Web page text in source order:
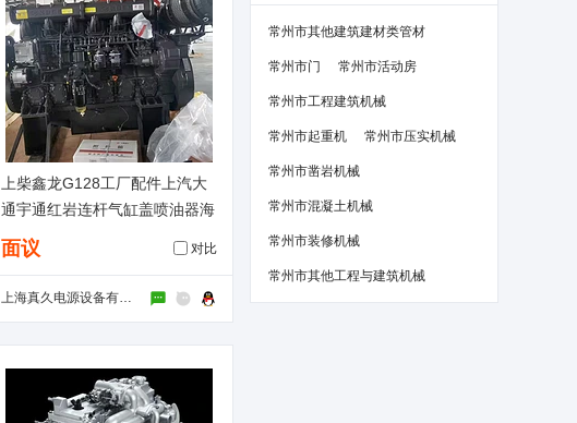
上柴鑫龙G128工厂配件上汽大
通宇通红岩连杆气缸盖喷油器海
水泵活塞环油封
面议 对比
上海真久电源设备有限公司
常州市其他建筑建材类管材
常州市门 常州市活动房
常州市工程建筑机械
常州市起重机 常州市压实机械
常州市凿岩机械
常州市混凝土机械
常州市装修机械
常州市其他工程与建筑机械